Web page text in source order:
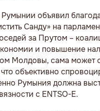
объявил
Санду» на
за Прутом –
и повышение
Молдовы, сама может
объективно
Румыния должна
с ENTSO-E.